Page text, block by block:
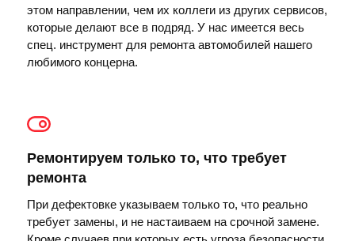
этом направлении, чем их коллеги из других сервисов,
которые делают все в подряд. У нас имеется весь
спец. инструмент для ремонта автомобилей нашего
любимого концерна.
Ремонтируем только то, что требует
ремонта
При дефектовке указываем только то, что реально
требует замены, и не настаиваем на срочной замене.